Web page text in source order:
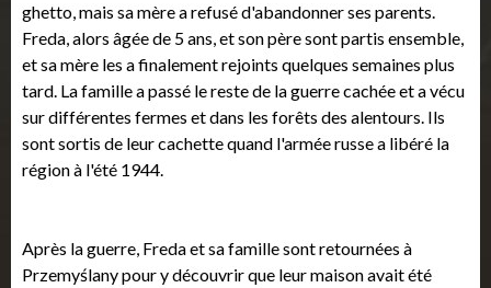
ghetto, mais sa mère a refusé d'abandonner ses parents.
Freda, alors âgée de 5 ans, et son père sont partis ensemble,
et sa mère les a finalement rejoints quelques semaines plus
tard. La famille a passé le reste de la guerre cachée et a vécu
sur différentes fermes et dans les forêts des alentours. Ils
sont sortis de leur cachette quand l'armée russe a libéré la
région à l'été 1944.
Après la guerre, Freda et sa famille sont retournées à
Przemyślany pour y découvrir que leur maison avait été